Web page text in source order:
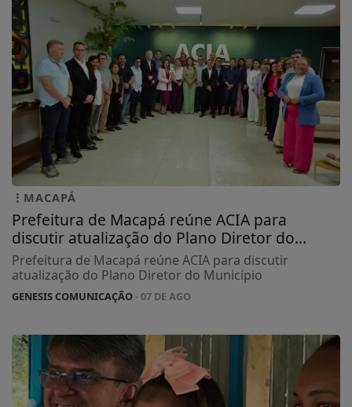
MACAPÁ
Prefeitura de Macapá reúne ACIA para
discutir atualização do Plano Diretor do...
Prefeitura de Macapá reúne ACIA para discutir
atualização do Plano Diretor do Município
GENESIS COMUNICAÇÃO- 07 DE AGO